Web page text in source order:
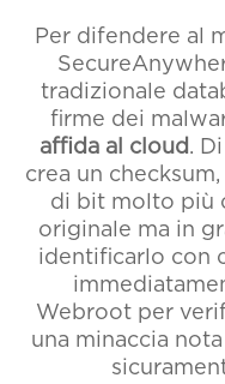
Per difendere al
tradizionale
firme dei
affida al cloud.
crea un
di bit molto più
originale ma in
identificarlo con
Webroot per
una minaccia